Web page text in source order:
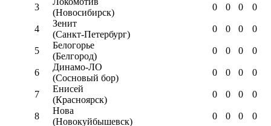
3
(Новосибирск)
0 0 0 0
4
Зенит
(Санкт-Петербург)
0 0 0 0
5
Белогорье
(Белгород)
0 0 0 0
6
Динамо-ЛО
(Сосновый бор)
0 0 0 0
7
Енисей
(Красноярск)
0 0 0 0
8
Нова
(Новокуйбышевск)
0 0 0 0